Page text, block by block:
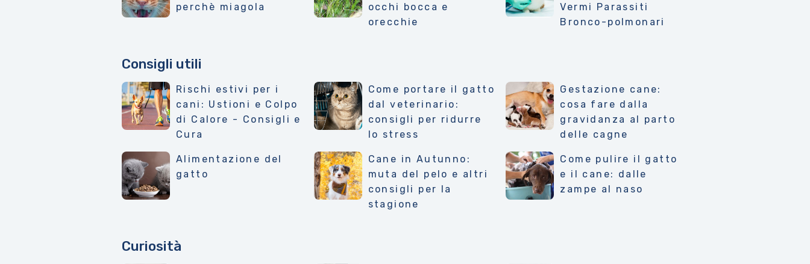
perchè miagola
occhi bocca e
orecchie
Vermi Parassiti
Bronco-polmonari
Consigli utili
Rischi estivi per i
cani: Ustioni e Colpo
di Calore - Consigli e
Cura
Come portare il gatto
dal veterinario:
consigli per ridurre
lo stress
Gestazione cane:
cosa fare dalla
gravidanza al parto
delle cagne
Alimentazione del
gatto
Cane in Autunno:
muta del pelo e altri
consigli per la
stagione
Come pulire il gatto
e il cane: dalle
zampe al naso
Curiosità